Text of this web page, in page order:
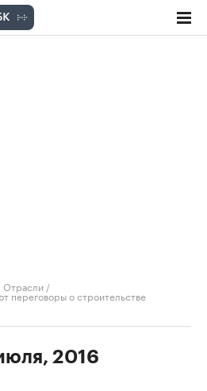
Отрасли /
переговоры о строительстве
2016